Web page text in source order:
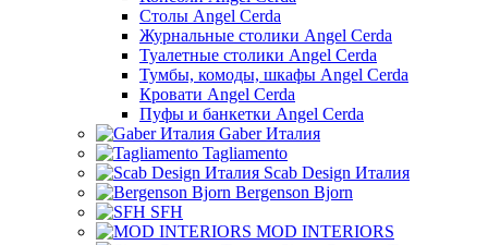
Столы Angel Cerda
Журнальные столики Angel Cerda
Туалетные столики Angel Cerda
Тумбы, комоды, шкафы Angel Cerda
Кровати Angel Cerda
Пуфы и банкетки Angel Cerda
Gaber Италия
Tagliamento
Scab Design Италия
Bergenson Bjorn
SFH
MOD INTERIORS